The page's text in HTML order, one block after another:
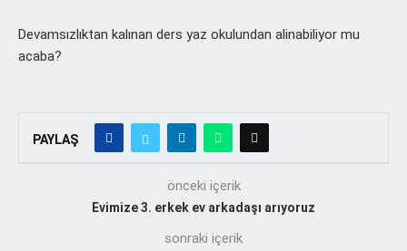
Devamsızlıktan kalınan ders yaz okulundan alinabiliyor mu
acaba?
PAYLAŞ
önceki içerik
Evimize 3. erkek ev arkadaşı arıyoruz
sonraki içerik